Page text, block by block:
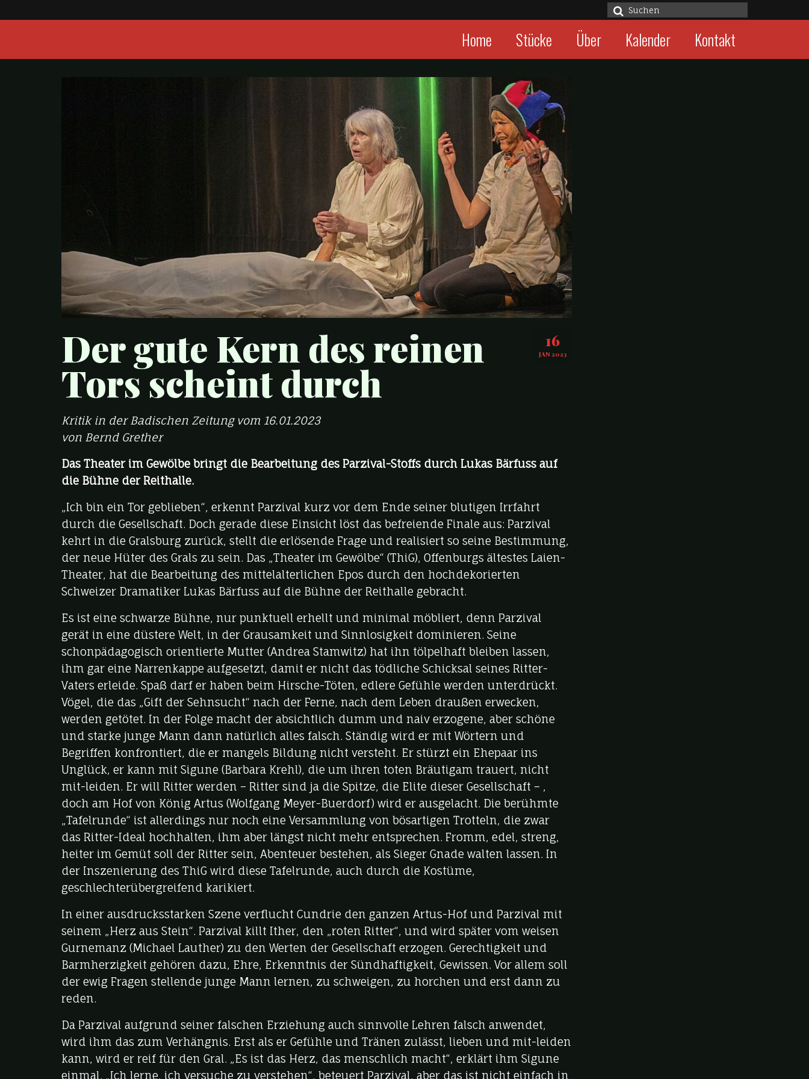
Suche
Home Stücke Über Kalender Kontakt
16
JAN 2023
Der gute Kern des reinen
Tors scheint durch
Kritik in der Badischen Zeitung vom 16.01.2023
von Bernd Grether
Das Theater im Gewölbe bringt die Bearbeitung des Parzival-Stoffs durch Lukas Bärfuss auf
die Bühne der Reithalle.
„Ich bin ein Tor geblieben“, erkennt Parzival kurz vor dem Ende seiner blutigen Irrfahrt
durch die Gesellschaft. Doch gerade diese Einsicht löst das befreiende Finale aus: Parzival
kehrt in die Gralsburg zurück, stellt die erlösende Frage und realisiert so seine Bestimmung,
der neue Hüter des Grals zu sein. Das „Theater im Gewölbe“ (ThiG), Offenburgs ältestes Laien-
Theater, hat die Bearbeitung des mittelalterlichen Epos durch den hochdekorierten
Schweizer Dramatiker Lukas Bärfuss auf die Bühne der Reithalle gebracht.
Es ist eine schwarze Bühne, nur punktuell erhellt und minimal möbliert, denn Parzival
gerät in eine düstere Welt, in der Grausamkeit und Sinnlosigkeit dominieren. Seine
schonpädagogisch orientierte Mutter (Andrea Stamwitz) hat ihn tölpelhaft bleiben lassen,
ihm gar eine Narrenkappe aufgesetzt, damit er nicht das tödliche Schicksal seines Ritter-
Vaters erleide. Spaß darf er haben beim Hirsche-Töten, edlere Gefühle werden unterdrückt.
Vögel, die das „Gift der Sehnsucht“ nach der Ferne, nach dem Leben draußen erwecken,
werden getötet. In der Folge macht der absichtlich dumm und naiv erzogene, aber schöne
und starke junge Mann dann natürlich alles falsch. Ständig wird er mit Wörtern und
Begriffen konfrontiert, die er mangels Bildung nicht versteht. Er stürzt ein Ehepaar ins
Unglück, er kann mit Sigune (Barbara Krehl), die um ihren toten Bräutigam trauert, nicht
mit-leiden. Er will Ritter werden – Ritter sind ja die Spitze, die Elite dieser Gesellschaft – ,
doch am Hof von König Artus (Wolfgang Meyer-Buerdorf) wird er ausgelacht. Die berühmte
„Tafelrunde“ ist allerdings nur noch eine Versammlung von bösartigen Trotteln, die zwar
das Ritter-Ideal hochhalten, ihm aber längst nicht mehr entsprechen. Fromm, edel, streng,
heiter im Gemüt soll der Ritter sein, Abenteuer bestehen, als Sieger Gnade walten lassen. In
der Inszenierung des ThiG wird diese Tafelrunde, auch durch die Kostüme,
geschlechterübergreifend karikiert.
In einer ausdrucksstarken Szene verflucht Cundrie den ganzen Artus-Hof und Parzival mit
seinem „Herz aus Stein“. Parzival killt Ither, den „roten Ritter“, und wird später vom weisen
Gurnemanz (Michael Lauther) zu den Werten der Gesellschaft erzogen. Gerechtigkeit und
Barmherzigkeit gehören dazu, Ehre, Erkenntnis der Sündhaftigkeit, Gewissen. Vor allem soll
der ewig Fragen stellende junge Mann lernen, zu schweigen, zu horchen und erst dann zu
reden.
Da Parzival aufgrund seiner falschen Erziehung auch sinnvolle Lehren falsch anwendet,
wird ihm das zum Verhängnis. Erst als er Gefühle und Tränen zulässt, lieben und mit-leiden
kann, wird er reif für den Gral. „Es ist das Herz, das menschlich macht“, erklärt ihm Sigune
einmal. „Ich lerne, ich versuche zu verstehen“, beteuert Parzival, aber das ist nicht einfach in